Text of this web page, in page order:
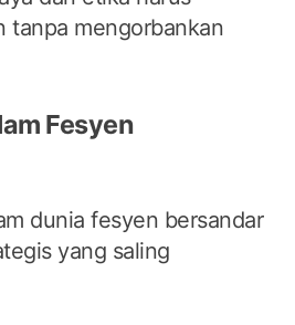
tanpa mengorbankan
Fesyen
dunia fesyen bersandar
yang saling